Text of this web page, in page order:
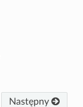
Następny